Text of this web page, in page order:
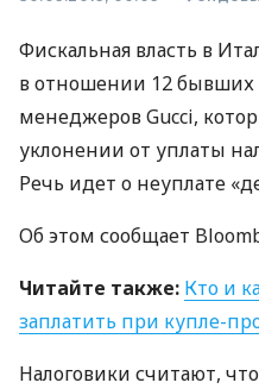
Фискальная власть в
в отношении 12
менеджеров Gucci,
уклонении от уплаты
Речь идет о неуплате
Об этом сообщает
Читайте также: Кто и
заплатить при купле-
Налоговики считают,